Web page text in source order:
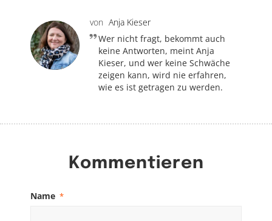
von Anja Kieser
Wer nicht fragt, bekommt auch
keine Antworten, meint Anja
Kieser, und wer keine Schwäche
zeigen kann, wird nie erfahren,
wie es ist getragen zu werden.
Kommentieren
Name *